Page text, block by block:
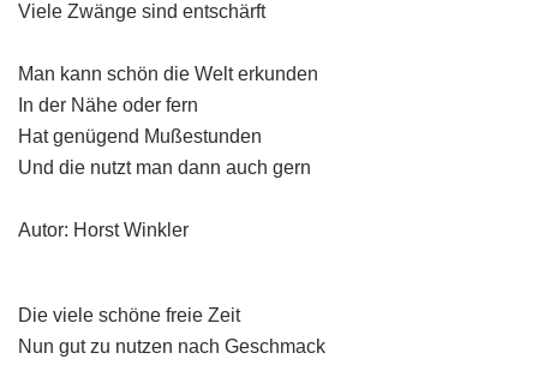
Viele Zwänge sind entschärft
Man kann schön die Welt erkunden
In der Nähe oder fern
Hat genügend Mußestunden
Und die nutzt man dann auch gern
Autor: Horst Winkler
Die viele schöne freie Zeit
Nun gut zu nutzen nach Geschmack